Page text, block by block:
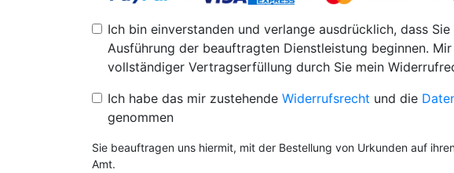
Ich bin einverstanden und verlange ausdrücklich, dass
Ausführung der beauftragten Dienstleistung beginnen.
vollständiger Vertragserfüllung durch Sie mein
Ich habe das mir zustehende Widerrufsrecht und die
genommen
Sie beauftragen uns hiermit, mit der Bestellung von Urkunden auf
Amt.